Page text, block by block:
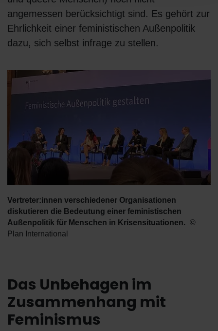
angemessen berücksichtigt sind. Es gehört zur
Ehrlichkeit einer feministischen Außenpolitik
dazu, sich selbst infrage zu stellen.
Vertreter:innen verschiedener Organisationen
diskutieren die Bedeutung einer feministischen
Außenpolitik für Menschen in Krisensituationen.
Plan International
Das Unbehagen im
Zusammenhang mit
Feminismus